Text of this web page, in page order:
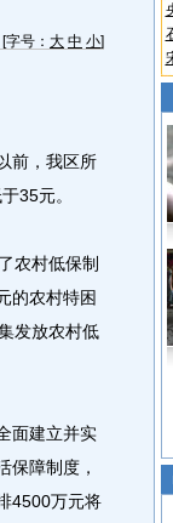
字号： 大 中 小]
前，我区所
35元。
农村低保制
的农村特困
发放农村低
面建立并实
保障制度，
4500万元将